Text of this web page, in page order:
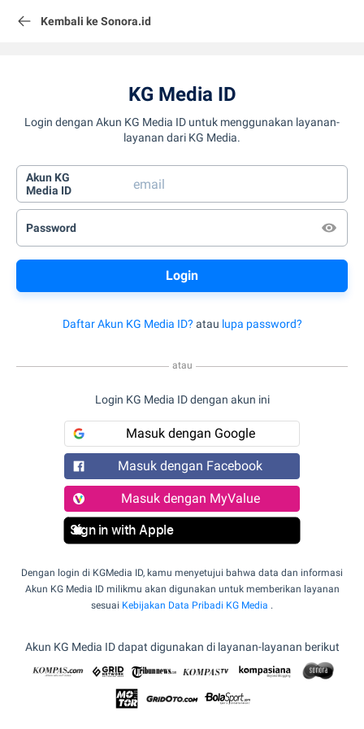
Kembali ke Sonora.id
KG Media ID
Login dengan Akun KG Media ID untuk menggunakan layanan-
layanan dari KG Media.
Akun KG
Media ID
Password
Daftar Akun KG Media ID? atau lupa password?
atau
Login KG Media ID dengan akun ini
Masuk dengan Google
Masuk dengan Facebook
Masuk dengan MyValue
Sign in with Apple
Dengan login di KGMedia ID, kamu menyetujui bahwa data dan informasi
Akun KG Media ID milikmu akan digunakan untuk memberikan layanan
sesuai Kebijakan Data Pribadi KG Media .
Akun KG Media ID dapat digunakan di layanan-layanan berikut